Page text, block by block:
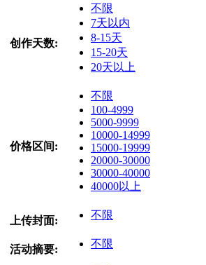
创作天数:
不限
7天以内
8-15天
15-20天
20天以上
价格区间:
不限
100-4999
5000-9999
10000-14999
15000-19999
20000-30000
30000-40000
40000以上
上传封面: 不限
活动摘要: 不限